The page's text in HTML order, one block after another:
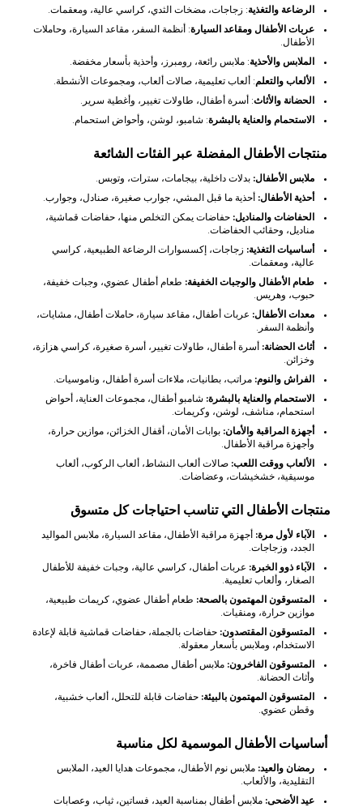
الرضاعة والتغذية: زجاجات، مضخات الثدي، كراسي عالية، ومعقمات.
عربات الأطفال ومقاعد السيارة: أنظمة السفر، مقاعد السيارة، وحاملات
الأطفال.
الملابس والأحذية: ملابس رائعة، رومبرز، وأحذية بأسعار مخفضة.
الألعاب والتعلم: ألعاب تعليمية، صالات ألعاب، ومجموعات الأنشطة.
الحضانة والأثاث: أسرة أطفال، طاولات تغيير، وأغطية سرير.
الاستحمام والعناية بالبشرة: شامبو، لوشن، وأحواض استحمام.
منتجات الأطفال المفضلة عبر الفئات الشائعة
ملابس الأطفال: بدلات داخلية، بيجامات، سترات، وتوبس.
أحذية الأطفال: أحذية ما قبل المشي، جوارب صغيرة، صنادل، وجوارب.
الحفاضات والمناديل: حفاضات يمكن التخلص منها، حفاضات قماشية،
مناديل، وحقائب الحفاضات.
أساسيات التغذية: زجاجات، إكسسوارات الرضاعة الطبيعية، كراسي
عالية، ومعقمات.
طعام الأطفال والوجبات الخفيفة: طعام أطفال عضوي، وجبات خفيفة،
حبوب، وهريس.
معدات الأطفال: عربات أطفال، مقاعد سيارة، حاملات أطفال، مشايات،
وأنظمة السفر.
أثاث الحضانة: أسرة أطفال، طاولات تغيير، أسرة صغيرة، كراسي هزازة،
وخزائن.
الفراش والنوم: مراتب، بطانيات، ملاءات أسرة أطفال، وناموسيات.
الاستحمام والعناية بالبشرة: شامبو أطفال، مجموعات العناية، أحواض
استحمام، مناشف، لوشن، وكريمات.
أجهزة المراقبة والأمان: بوابات الأمان، أقفال الخزائن، موازين حرارة،
وأجهزة مراقبة الأطفال.
الألعاب ووقت اللعب: صالات ألعاب النشاط، ألعاب الركوب، ألعاب
موسيقية، خشخيشات، وعضاضات.
منتجات الأطفال التي تناسب احتياجات كل متسوق
الآباء لأول مرة: أجهزة مراقبة الأطفال، مقاعد السيارة، ملابس المواليد
الجدد، وزجاجات.
الآباء ذوو الخبرة: عربات أطفال، كراسي عالية، وجبات خفيفة للأطفال
الصغار، وألعاب تعليمية.
المتسوقون المهتمون بالصحة: طعام أطفال عضوي، كريمات طبيعية،
موازين حرارة، ومنقيات.
المتسوقون المقتصدون: حفاضات بالجملة، حفاضات قماشية قابلة لإعادة
الاستخدام، وملابس بأسعار معقولة.
المتسوقون الفاخرون: ملابس أطفال مصممة، عربات أطفال فاخرة،
وأثاث الحضانة.
المتسوقون المهتمون بالبيئة: حفاضات قابلة للتحلل، ألعاب خشبية،
وقطن عضوي.
أساسيات الأطفال الموسمية لكل مناسبة
رمضان والعيد: ملابس نوم الأطفال، مجموعات هدايا العيد، الملابس
التقليدية، والألعاب.
عيد الأضحى: ملابس أطفال بمناسبة العيد، فساتين، ثياب، وعصابات